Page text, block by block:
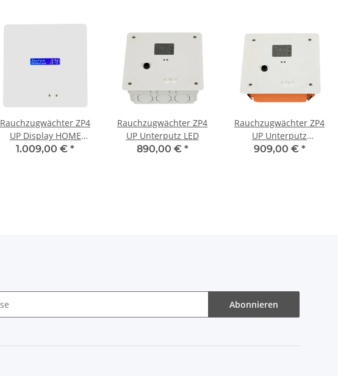
Rauchzugwächter ZP4
UP Display HOME
DESIGN
1.009,00 € *
Rauchzugwächter ZP4
UP Unterputz LED
890,00 € *
Rauchzugwächter ZP4
UP Unterputz
Klemmkasten LED
909,00 € *
Abonnieren